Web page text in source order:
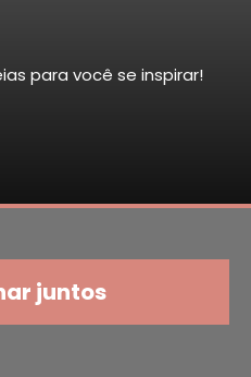
para você se inspirar!
juntos